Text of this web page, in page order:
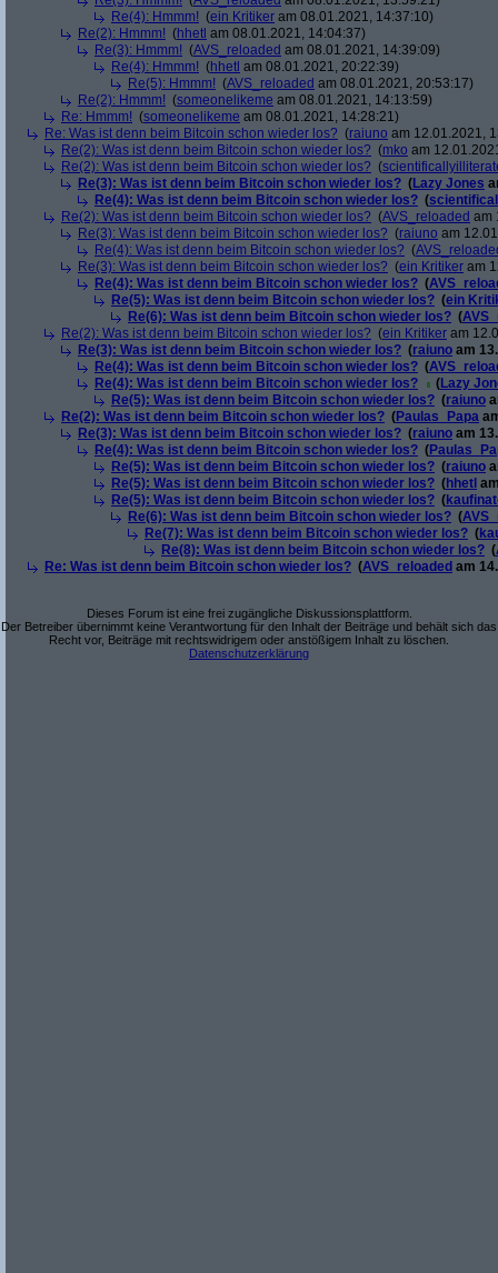
Re(4): Hmmm! (ein Kritiker am 08.01.2021, 14:37:10)
Re(2): Hmmm! (hhetl am 08.01.2021, 14:04:37)
Re(3): Hmmm! (AVS_reloaded am 08.01.2021, 14:39:09)
Re(4): Hmmm! (hhetl am 08.01.2021, 20:22:39)
Re(5): Hmmm! (AVS_reloaded am 08.01.2021, 20:53:17)
Re(2): Hmmm! (someonelikeme am 08.01.2021, 14:13:59)
Re: Hmmm! (someonelikeme am 08.01.2021, 14:28:21)
Re: Was ist denn beim Bitcoin schon wieder los? (raiuno am 12.01.2021,
Re(2): Was ist denn beim Bitcoin schon wieder los? (mko am
Re(2): Was ist denn beim Bitcoin schon wieder los? (
Re(3): Was ist denn beim Bitcoin schon wieder los? (Lazy Jones
Re(4): Was ist denn beim Bitcoin schon wieder los? (
Re(2): Was ist denn beim Bitcoin schon wieder los? (AVS_reloaded am
Re(3): Was ist denn beim Bitcoin schon wieder los? (raiuno am
Re(4): Was ist denn beim Bitcoin schon wieder los? (
Re(3): Was ist denn beim Bitcoin schon wieder los? (ein Kritiker am
Re(4): Was ist denn beim Bitcoin schon wieder los? (
Re(5): Was ist denn beim Bitcoin schon wieder los? (ein
Re(6): Was ist denn beim Bitcoin schon wieder los? (
Re(2): Was ist denn beim Bitcoin schon wieder los? (ein Kritiker am
Re(3): Was ist denn beim Bitcoin schon wieder los? (raiuno am
Re(4): Was ist denn beim Bitcoin schon wieder los? (
Re(4): Was ist denn beim Bitcoin schon wieder los?
(Lazy
Re(5): Was ist denn beim Bitcoin schon wieder los? (raiuno
Re(2): Was ist denn beim Bitcoin schon wieder los? (Paulas_Papa
Re(3): Was ist denn beim Bitcoin schon wieder los? (raiuno am
Re(4): Was ist denn beim Bitcoin schon wieder los? (
Re(5): Was ist denn beim Bitcoin schon wieder los? (raiuno
Re(5): Was ist denn beim Bitcoin schon wieder los? (hhetl
Re(5): Was ist denn beim Bitcoin schon wieder los? (
Re(6): Was ist denn beim Bitcoin schon wieder los? (
Re(7): Was ist denn beim Bitcoin schon wieder los? (
Re(8): Was ist denn beim Bitcoin schon wieder los? (
Re: Was ist denn beim Bitcoin schon wieder los? (AVS_reloaded am
Dieses Forum ist eine frei zugängliche Diskussionsplattform.
Der Betreiber übernimmt keine Verantwortung für den Inhalt der Beiträge und behält sich das
Recht vor, Beiträge mit rechtswidrigem oder anstößigem Inhalt zu löschen.
Datenschutzerklärung